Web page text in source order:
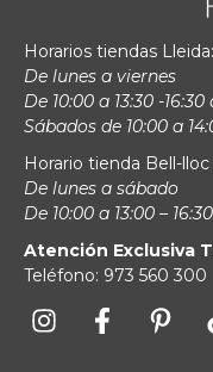
Horarios tiendas Lleida:
De lunes a viernes
De 10:00 a 13:30 -
Sábados de 10:00 a
Horario tienda Bell-lloc
De lunes a sábado
De 10:00 a 13:00 –
Atención Exclusiva
Teléfono: 973 560 300